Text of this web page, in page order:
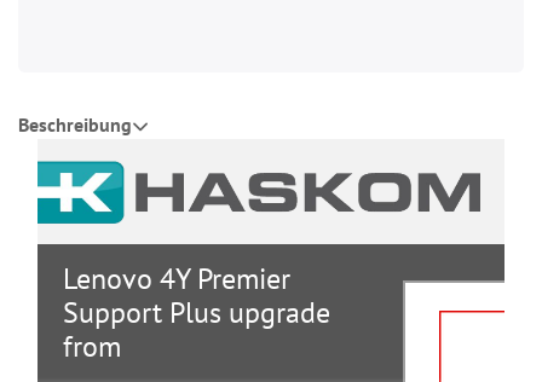
Beschreibung
Lenovo 4Y Premier
Support Plus upgrade
from